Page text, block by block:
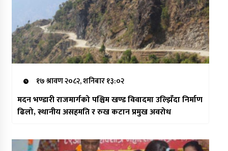
१७ श्रावण २०८२, शनिबार १३:०२
मदन भण्डारी राजमार्गको पश्चिम खण्ड विवादमा उल्झिँदा निर्माण
ढिलो, स्थानीय असहमति र रुख कटान प्रमुख अवरोध